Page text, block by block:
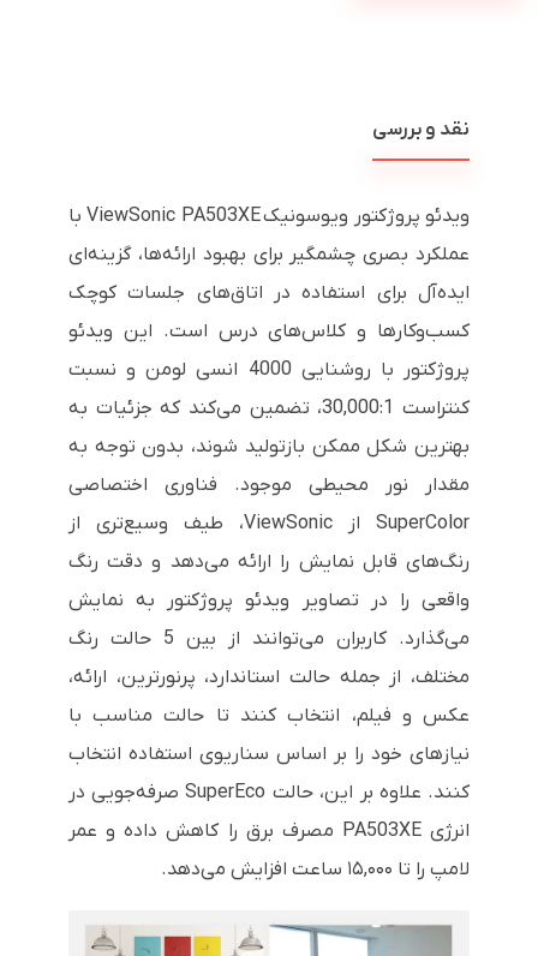
نقد و بررسی
ویدئو پروژکتور ویوسونیک ViewSonic PA503XE با
عملکرد بصری چشمگیر برای بهبود ارائه‌ها، گزینه‌ای
ایده‌آل برای استفاده در اتاق‌های جلسات کوچک
کسب‌و‌کارها و کلاس‌های درس است. این ویدئو
پروژکتور با روشنایی 4000 انسی لومن و نسبت
کنتراست 30,000:1، تضمین می‌کند که جزئیات به
بهترین شکل ممکن بازتولید شوند، بدون توجه به
مقدار نور محیطی موجود. فناوری اختصاصی
SuperColor از ViewSonic، طیف وسیع‌تری از
رنگ‌های قابل نمایش را ارائه می‌دهد و دقت رنگ
واقعی را در تصاویر ویدئو پروژکتور به نمایش
می‌گذارد. کاربران می‌توانند از بین 5 حالت رنگ
مختلف، از جمله حالت استاندارد، پرنورترین، ارائه،
عکس و فیلم، انتخاب کنند تا حالت مناسب با
نیازهای خود را بر اساس سناریوی استفاده انتخاب
کنند. علاوه بر این، حالت SuperEco صرفه‌جویی در
انرژی PA503XE مصرف برق را کاهش داده و عمر
لامپ را تا ۱۵,۰۰۰ ساعت افزایش می‌دهد.